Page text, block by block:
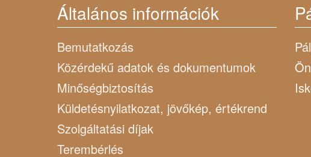
Általános információk
Bemutatkozás
Közérdekű adatok és dokumentumok
Minőségbiztosítás
Küldetésnyilatkozat, jövőkép, értékrend
Szolgáltatási díjak
Terembérlés